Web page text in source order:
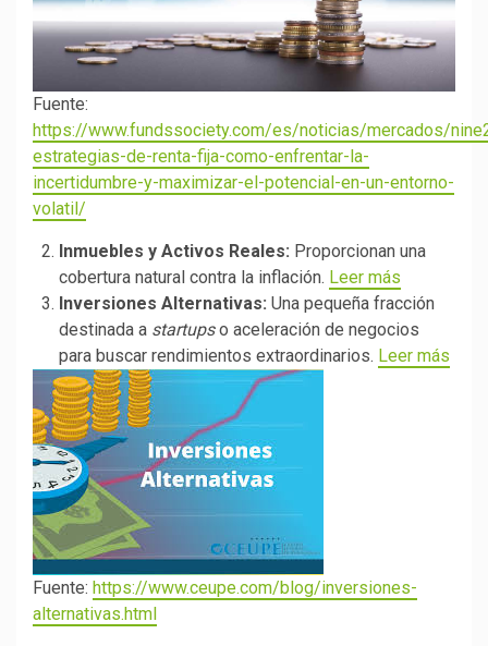
Fuente:
https://www.fundssociety.com/es/noticias/mercados/
estrategias-de-renta-fija-como-enfrentar-la-
incertidumbre-y-maximizar-el-potencial-en-un-entorno-
volatil/
Inmuebles y Activos Reales: Proporcionan una
cobertura natural contra la inflación. Leer más
Inversiones Alternativas: Una pequeña fracción
destinada a startupso aceleración de negocios
para buscar rendimientos extraordinarios. Leer más
Fuente: https://www.ceupe.com/blog/inversiones-
alternativas.html